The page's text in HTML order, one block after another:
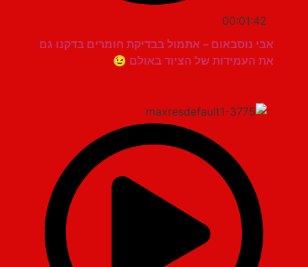
00:01:42
אבי נוסבאום – אתמול בבדיקת חומרים בדקנו גם
את העמידות של הציוד באולם 😉